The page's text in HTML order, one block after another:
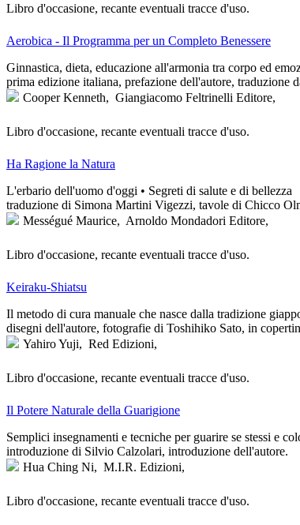
Libro d'occasione, recante eventuali tracce d'uso.
Aerobica - Il Programma per un Completo Benessere
Ginnastica, dieta, educazione all'armonia tra corpo ed
prima edizione italiana, prefazione dell'autore, traduzione
Cooper Kenneth, Giangiacomo Feltrinelli Editore,
Libro d'occasione, recante eventuali tracce d'uso.
Ha Ragione la Natura
L'erbario dell'uomo d'oggi • Segreti di salute e di bellezza
traduzione di Simona Martini Vigezzi, tavole di Chicco
Mességué Maurice, Arnoldo Mondadori Editore,
Libro d'occasione, recante eventuali tracce d'uso.
Keiraku-Shiatsu
Il metodo di cura manuale che nasce dalla tradizione
disegni dell'autore, fotografie di Toshihiko Sato, in
Yahiro Yuji, Red Edizioni,
Libro d'occasione, recante eventuali tracce d'uso.
Il Potere Naturale della Guarigione
Semplici insegnamenti e tecniche per guarire se stessi e
introduzione di Silvio Calzolari, introduzione dell'autore.
Hua Ching Ni, M.I.R. Edizioni,
Libro d'occasione, recante eventuali tracce d'uso.